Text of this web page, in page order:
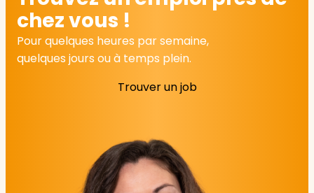
chez vous !
Pour quelques heures par semaine,
quelques jours ou à temps plein.
Trouver un job